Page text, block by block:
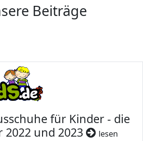
Beiträge
für Kinder - die
2022 und 2023
lesen